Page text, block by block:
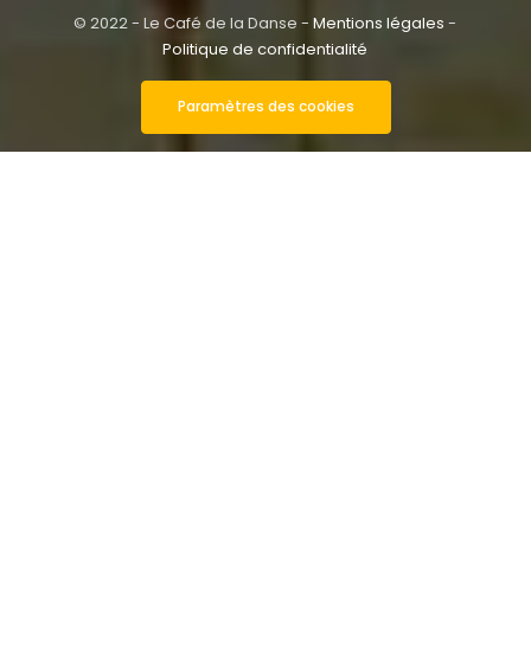
© 2022 - Le Café de la Danse -Mentions légales -
Politique de confidentialité
Paramètres des cookies